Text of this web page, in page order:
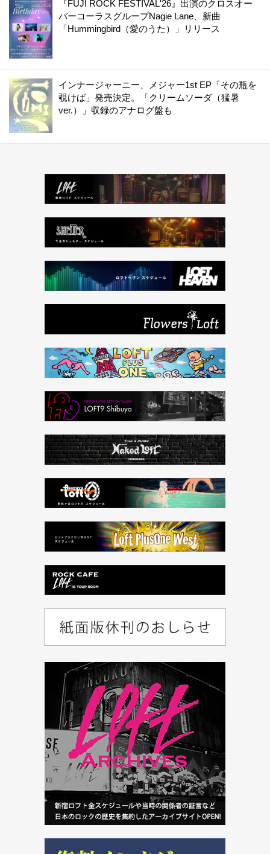
『FUJI ROCK FESTIVAL'26』出演のクロスオー
バーコーラスグループNagie Lane、新曲
「Hummingbird（愛のうた）」リリース
インナージャーニー、メジャー1st EP「その瓶を
覗けば」発売決定。「クリームソーダ（猛暑
ver.）」収録のアナログ盤も